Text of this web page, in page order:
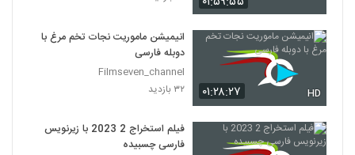
۲۲ بازدید
سریال (ایلجیما) قسمت نوزدهم
132
۰۱:۲۸:۲۷ HD
انیمیشن ماموریت نجات تخم مرغ با
دوبله فارسی
Filmseven_channel
۳۲ بازدید
فیلم استخراج 2 2023 با زیرنویس
فارسی چسبیده